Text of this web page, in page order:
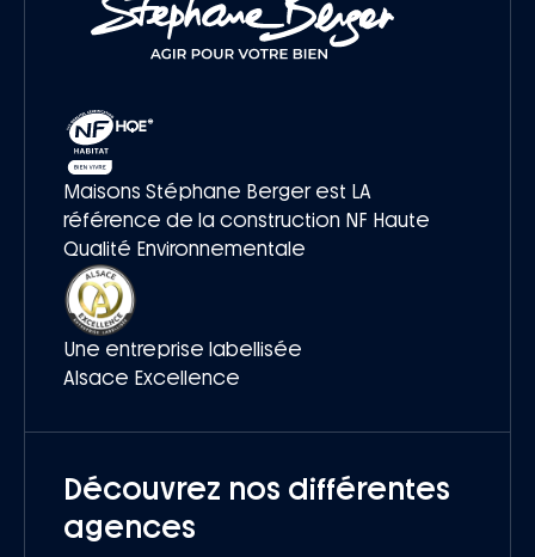
Maisons Stéphane Berger est LA
référence de la construction NF Haute
Qualité Environnementale
Une entreprise labellisée
Alsace Excellence
Découvrez nos différentes
agences